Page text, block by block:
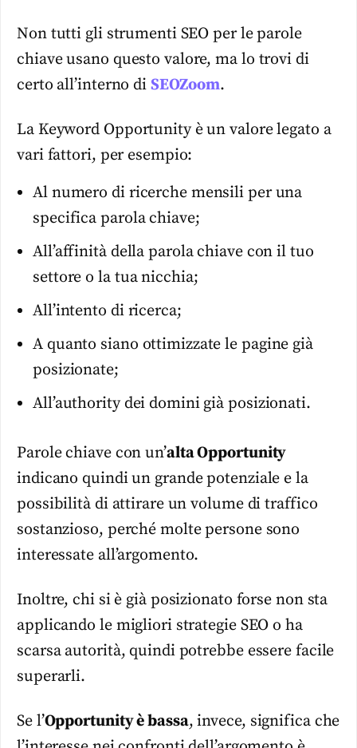
Non tutti gli strumenti SEO per le parole
chiave usano questo valore, ma lo trovi di
certo all’interno di SEOZoom.
La Keyword Opportunity è un valore legato a
vari fattori, per esempio:
Al numero di ricerche mensili per una
specifica parola chiave;
All’affinità della parola chiave con il tuo
settore o la tua nicchia;
All’intento di ricerca;
A quanto siano ottimizzate le pagine già
posizionate;
All’authority dei domini già posizionati.
Parole chiave con un’alta Opportunity
indicano quindi un grande potenziale e la
possibilità di attirare un volume di traffico
sostanzioso, perché molte persone sono
interessate all’argomento.
Inoltre, chi si è già posizionato forse non sta
applicando le migliori strategie SEO o ha
scarsa autorità, quindi potrebbe essere facile
superarli.
Se l’Opportunity è bassa, invece, significa che